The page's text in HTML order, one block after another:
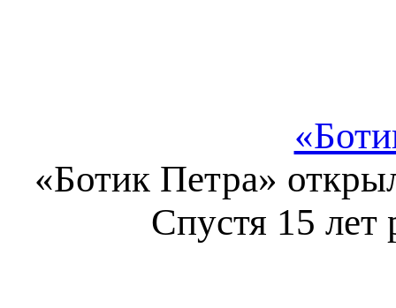
«Ботик Петра»
Спустя 15 лет